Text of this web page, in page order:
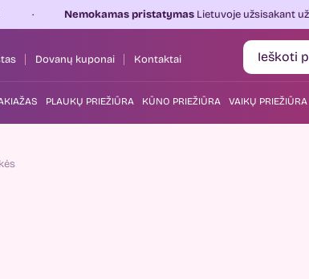
pristatymasLietuvoje užsisakant už daugiaunei
Dovanų kuponai Kontaktai
PLAUKŲ PRIEŽIŪRA KŪNO PRIEŽIŪRA VAIKŲ PRIEŽIŪRA